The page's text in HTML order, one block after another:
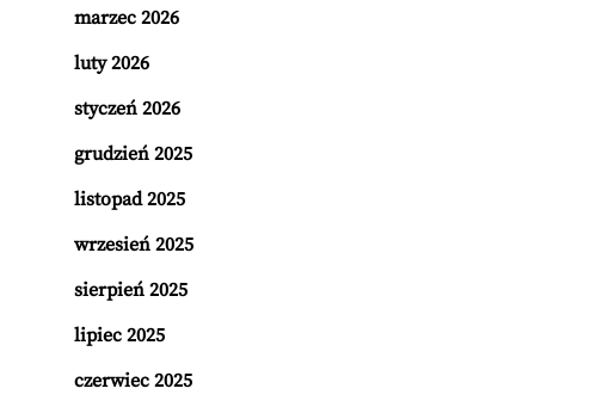
marzec 2026
luty 2026
styczeń 2026
grudzień 2025
listopad 2025
wrzesień 2025
sierpień 2025
lipiec 2025
czerwiec 2025